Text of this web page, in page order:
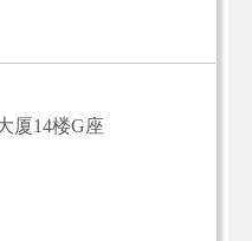
厦14楼G座